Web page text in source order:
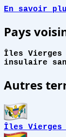
En savoir
Pays
Îles Vierges
insulaire
Autres
Îles Vierges